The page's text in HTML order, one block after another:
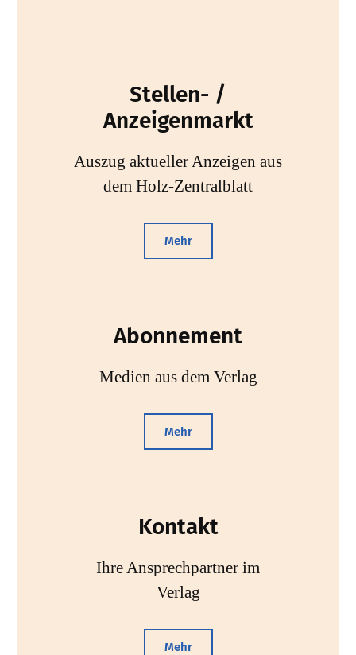
Stellen- /
Anzeigenmarkt
Auszug aktueller Anzeigen aus
dem Holz-Zentralblatt
Mehr
Abonnement
Medien aus dem Verlag
Mehr
Kontakt
Ihre Ansprechpartner im
Verlag
Mehr